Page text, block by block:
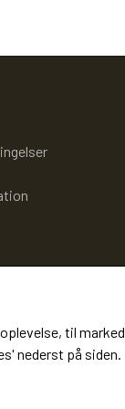
til
nederst på siden.